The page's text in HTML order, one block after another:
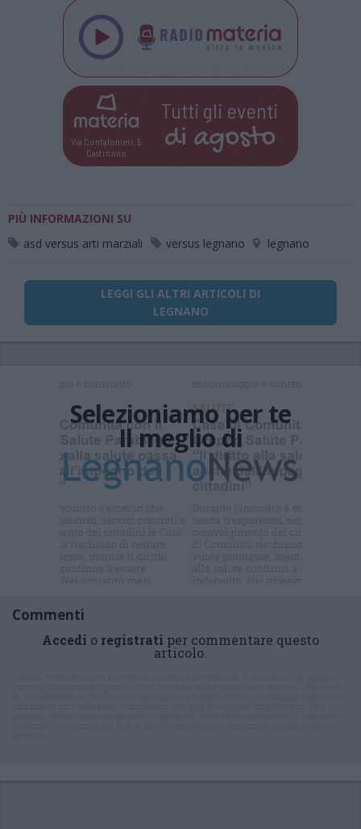
Via Confalonieri, 5
Castronno
Tutti gli eventi
di agosto
PIÙ INFORMAZIONI SU
asd versus arti marziali
versus legnano legnano
LEGGI GLI ALTRI ARTICOLI DI
LEGNANO
Selezioniamo per te
Il meglio di
Commenti
Accedi o registrati per commentare questo
articolo.